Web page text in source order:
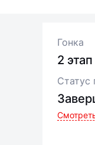
Гонка
2 этап
Статус